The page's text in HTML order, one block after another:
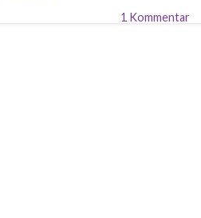
1 Kommentar